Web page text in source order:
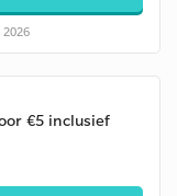
€5 inclusief